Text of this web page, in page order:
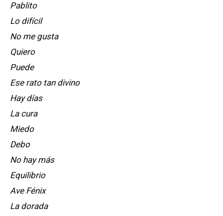
Pablito
Lo difícil
No me gusta
Quiero
Puede
Ese rato tan divino
Hay días
La cura
Miedo
Debo
No hay más
Equilibrio
Ave Fénix
La dorada